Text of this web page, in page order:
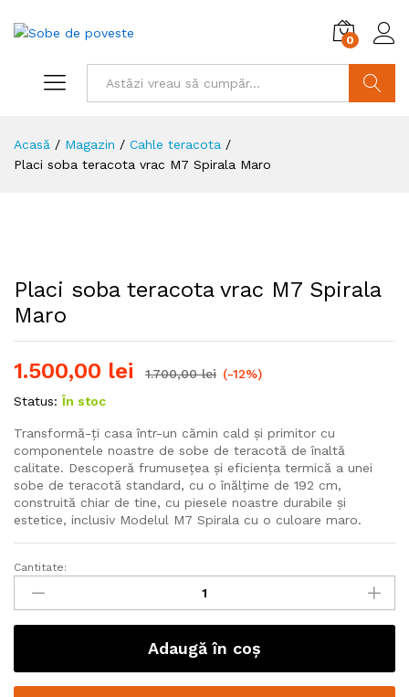
0
Acasă / Magazin / Cahle teracota /
Placi soba teracota vrac M7 Spirala Maro
Placi soba teracota vrac M7 Spirala
Maro
1.500,00 lei 1.700,00lei (-12%)
Status: În stoc
Transformă-ți casa într-un cămin cald și primitor cu
componentele noastre de sobe de teracotă de înaltă
calitate. Descoperă frumusețea și eficiența termică a unei
sobe de teracotă standard, cu o înălțime de 192 cm,
construită chiar de tine, cu piesele noastre durabile și
estetice, inclusiv Modelul M7 Spirala cu o culoare maro.
Cantitate:
Adaugă în coș